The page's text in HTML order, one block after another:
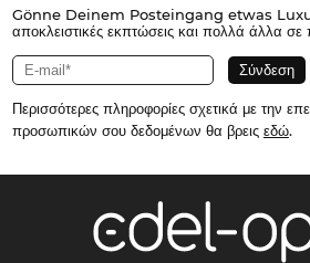
Gönne Deinem Posteingang etwas Luxus.
αποκλειστικές εκπτώσεις και πολλά άλλα σε
Περισσότερες πληροφορίες σχετικά με την
προσωπικών σου δεδομένων θα βρεις εδώ.